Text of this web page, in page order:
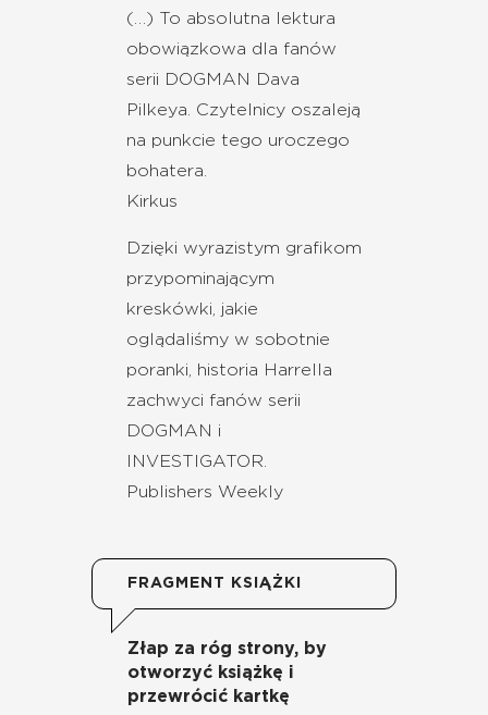
(…) To absolutna lektura
obowiązkowa dla fanów
serii DOGMAN Dava
Pilkeya. Czytelnicy oszaleją
na punkcie tego uroczego
bohatera.
Kirkus
Dzięki wyrazistym grafikom
przypominającym
kreskówki, jakie
oglądaliśmy w sobotnie
poranki, historia Harrella
zachwyci fanów serii
DOGMAN i
INVESTIGATOR.
Publishers Weekly
FRAGMENT KSIĄŻKI
Złap za róg strony, by
otworzyć książkę i
przewrócić kartkę